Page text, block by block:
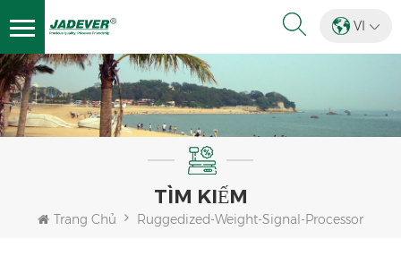
VI
TÌM KIẾM
Trang Chủ Ruggedized-Weight-Signal-Processor